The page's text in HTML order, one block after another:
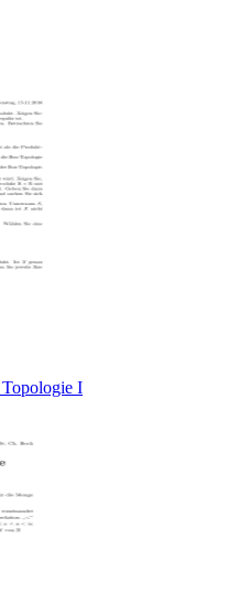
Topologie I